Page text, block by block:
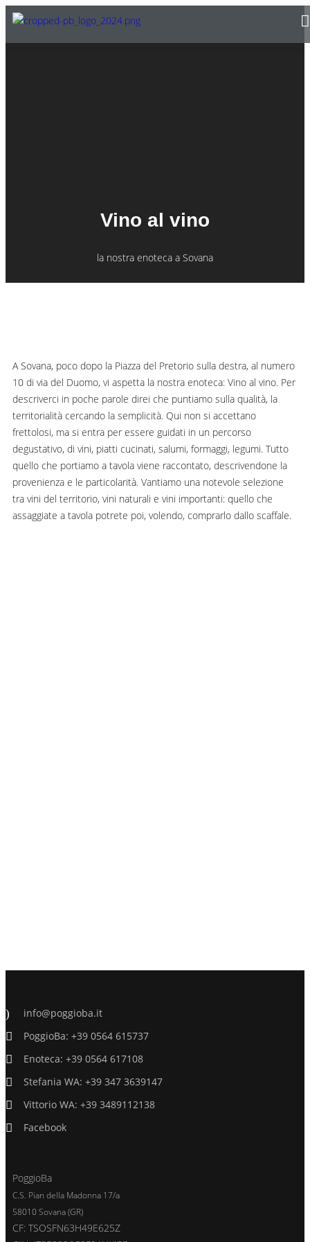
Vino al vino
la nostra enoteca a Sovana
A Sovana, poco dopo la Piazza del Pretorio sulla destra, al numero
10 di via del Duomo, vi aspetta la nostra enoteca: Vino al vino. Per
descriverci in poche parole direi che puntiamo sulla qualità, la
territorialità cercando la semplicità. Qui non si accettano
frettolosi, ma si entra per essere guidati in un percorso
degustativo, di vini, piatti cucinati, salumi, formaggi, legumi. Tutto
quello che portiamo a tavola viene raccontato, descrivendone la
provenienza e le particolarità. Vantiamo una notevole selezione
tra vini del territorio, vini naturali e vini importanti: quello che
assaggiate a tavola potrete poi, volendo, comprarlo dallo scaffale.
info@poggioba.it
PoggioBa: +39 0564 615737
Enoteca: +39 0564 617108
Stefania WA: +39 347 3639147
Vittorio WA: +39 3489112138
Facebook
PoggioBa
C.S. Pian della Madonna 17/a
58010 Sovana (GR)
CF: TSOSFN63H49E625Z